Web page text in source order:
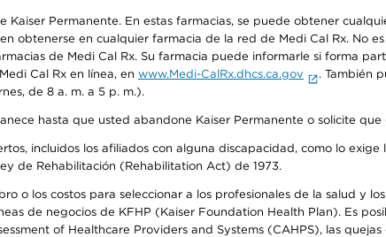
Permanente. En estas farmacias, se puede obtener
obtenerse en cualquier farmacia de la red de Medi Cal Rx. No
de Medi Cal Rx. Su farmacia puede informarle si forma
Cal Rx en línea, en www.Medi-CalRx.dhcs.ca.gov
. También
de 8 a. m. a 5 p. m.).
hasta que usted abandone Kaiser Permanente o solicite
incluidos los afiliados con alguna discapacidad, como lo
de Rehabilitación (Rehabilitation Act) de 1973.
o los costos para seleccionar a los profesionales de la salud y
de negocios de KFHP (Kaiser Foundation Health Plan). Es
of Healthcare Providers and Systems (CAHPS), las